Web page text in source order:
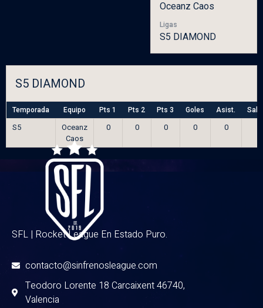
Oceanz Caos
Ligas
S5 DIAMOND
S5 DIAMOND
Temporada Equipo Pts 1 Pts 2 Pts 3 Goles Asist.
S5
Oceanz
Caos
0 0 0 0 0
SFL | Rocket League En Estado Puro.
contacto@sinfrenosleague.com
Teodoro Lorente 18 Carcaixent 46740,
Valencia